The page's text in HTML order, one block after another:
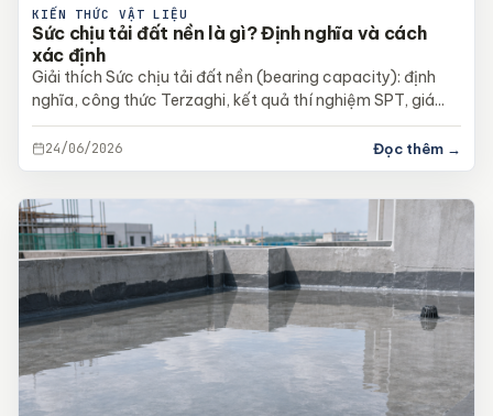
KIẾN THỨC VẬT LIỆU
Sức chịu tải đất nền là gì? Định nghĩa và cách
xác định
Giải thích Sức chịu tải đất nền (bearing capacity): định
nghĩa, công thức Terzaghi, kết quả thí nghiệm SPT, giá...
24/06/2026 Đọc thêm →